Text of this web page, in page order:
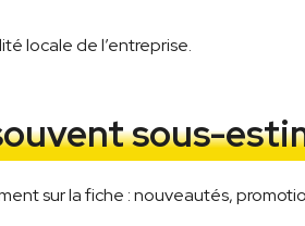
locale de l’entreprise.
sous-
sur la fiche : nouveautés,